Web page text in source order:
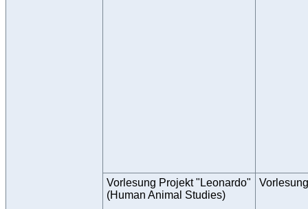
Vorlesung Projekt "Leonardo"
(Human Animal Studies)
Vorlesung